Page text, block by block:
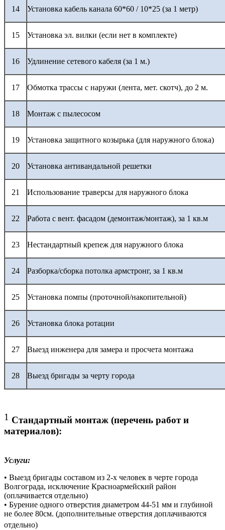
14 Установка кабель канала 60*60 / 10*25 (за 1 метр)
15 Установка эл. вилки (если нет в комплекте)
16 Удлинение сетевого кабеля (за 1 м.)
17 Обмотка трассы с наружи (лента, мет. скотч), до 2 м.
18 Монтаж с пылесосом
19 Установка защитного козырька (для наружного блока)
20 Установка антивандальной решетки
21 Использование траверсы для наружного блока
22 Работа с вент. фасадом (демонтаж/монтаж), за 1 кв.м
23 Нестандартный крепеж для наружного блока
24 Разборка/сборка потолка армстронг, за 1 кв.м
25 Установка помпы (проточной/накопительной)
26 Установка блока ротации
27 Выезд инженера для замера и просчета монтажа
28 Выезд бригады за черту города
1 Стандартный монтаж (перечень работ и
материалов):
Услуги:
• Выезд бригады составом из 2-х человек в черте города
Волгограда, исключение Красноармейский район
(оплачивается отдельно)
• Бурение одного отверстия диаметром 44-51 мм и глубиной
не более 80см. (дополнительные отверстия доплачиваются
отдельно)